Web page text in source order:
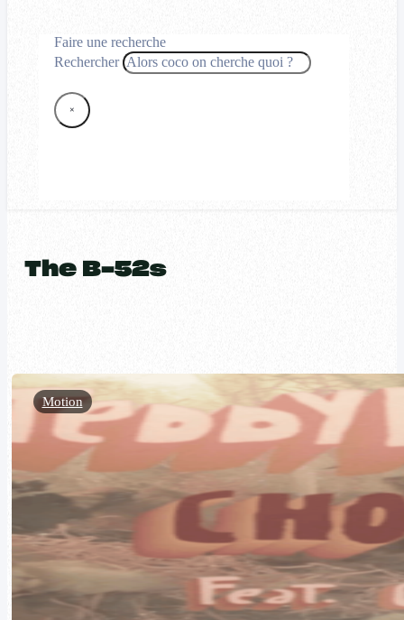
Faire une recherche
Rechercher
×
The B-52s
Motion